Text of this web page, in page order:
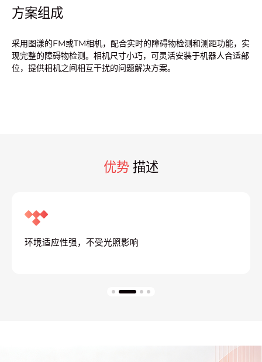
方案组成
采用图漾的FM或TM相机，配合实时的障碍物检测和测距功能，实
现完整的障碍物检测。相机尺寸小巧，可灵活安装于机器人合适部
位，提供相机之间相互干扰的问题解决方案。
优势 描述
环境适应性强，不受光照影响